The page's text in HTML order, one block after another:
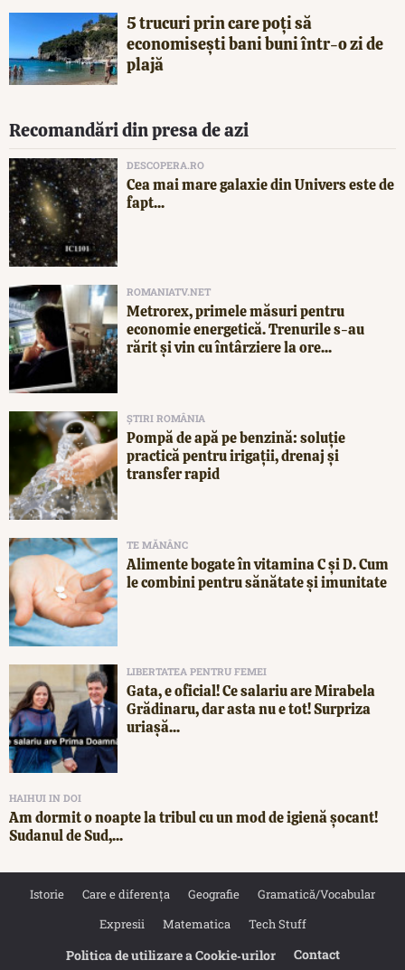
5 trucuri prin care poți să
economisești bani buni într-o zi de
plajă
Recomandări din presa de azi
DESCOPERA.RO
Cea mai mare galaxie din Univers este de
fapt...
ROMANIATV.NET
Metrorex, primele măsuri pentru
economie energetică. Trenurile s-au
rărit și vin cu întârziere la ore...
ȘTIRI ROMÂNIA
Pompă de apă pe benzină: soluție
practică pentru irigații, drenaj și
transfer rapid
TE MĂNÂNC
Alimente bogate în vitamina C și D. Cum
le combini pentru sănătate și imunitate
LIBERTATEA PENTRU FEMEI
Gata, e oficial! Ce salariu are Mirabela
Grădinaru, dar asta nu e tot! Surpriza
uriașă...
HAIHUI IN DOI
Am dormit o noapte la tribul cu un mod de igienă șocant!
Sudanul de Sud,...
Istorie Care e diferența Geografie
Gramatică/Vocabular
Expresii
Matematica Tech Stuff
Politica de utilizare a Cookie‐urilor Contact